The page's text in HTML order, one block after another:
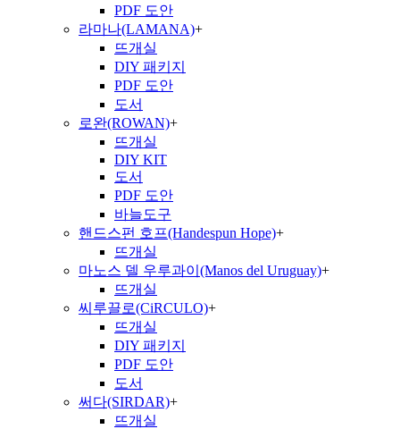
PDF 도안
라마나(LAMANA)+
뜨개실
DIY 패키지
PDF 도안
도서
로완(ROWAN)+
뜨개실
DIY KIT
도서
PDF 도안
바늘도구
핸드스펀 호프(Handespun Hope)+
뜨개실
마노스 델 우루과이(Manos del Uruguay)+
뜨개실
씨루끌로(CiRCULO)+
뜨개실
DIY 패키지
PDF 도안
도서
써다(SIRDAR)+
뜨개실